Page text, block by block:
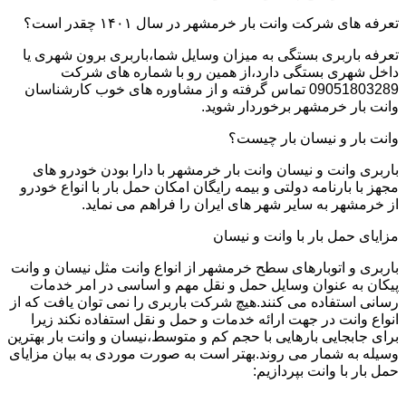
تعرفه های شرکت وانت بار خرمشهر در سال ۱۴۰۱ چقدر است؟
تعرفه باربری بستگی به میزان وسایل شما،باربری برون شهری یا
داخل شهری بستگی دارد،از همین رو با شماره های شرکت
09051803289 تماس گرفته و از مشاوره های خوب کارشناسان
وانت بار خرمشهر برخوردار شوید.
وانت بار و نیسان بار چیست؟
باربری وانت و نیسان وانت بار خرمشهر با دارا بودن خودرو های
مجهز با بارنامه دولتی و بیمه رایگان امکان حمل بار با انواع خودرو
از خرمشهر به سایر شهر های ایران را فراهم می نماید.
مزایای حمل بار با وانت و نیسان
باربری و اتوبارهای سطح خرمشهر از انواع وانت مثل نیسان و وانت
پیکان به عنوان وسایل حمل و نقل مهم و اساسی در امر خدمات
رسانی استفاده می کنند.هیچ شرکت باربری را نمی توان یافت که از
انواع وانت در جهت ارائه خدمات و حمل و نقل استفاده نکند زیرا
برای جابجایی بارهایی با حجم کم و متوسط،نیسان و وانت بار بهترین
وسیله به شمار می روند.بهتر است به صورت موردی به بیان مزایای
حمل بار با وانت بپردازیم: